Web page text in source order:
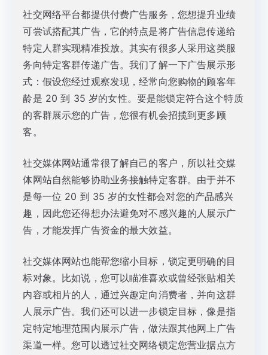
社交网络平台都提供付费广告服务，您想提升业绩
可尝试搭配其广告，它的特点是将广告信息传递给
特定人群实现精准投放。其实有很多人采用这类服
务向特定客群传递广告。我们了解一下广告展示形
式：假设您经过观察发现，经常向您购物的顾客年
龄是 20 到 35 岁的女性。要是能锁定符合这个特质
的客群展示您的广告，您很有机会招揽到更多顾
客。
社交媒体网站通常很了解自己的客户，所以社交媒
体网站自然能够协助业务接触特定客群。由于并不
是每一位 20 到 35 岁的女性都会对您的产品感兴
趣，因此您还得想办法避免对不感兴趣的人展示广
告，才能发挥广告资金的最大效益。
社交媒体网站也能帮您缩小目标，锁定更明确的目
标对象。比如说，您可以瞄准喜欢或曾经张贴相关
内容或相片的人，通过兴趣定向消费者，并向这群
人展示广告。我们还可以进一步锁定目标，像是指
定特定地理范围内展示广告，做法跟其他网上广告
渠道一样。您可以透过社交网络锁定您营业据点方